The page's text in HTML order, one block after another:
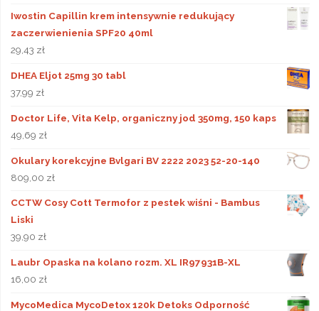
Iwostin Capillin krem intensywnie redukujący
zaczerwienienia SPF20 40ml
29,43 zł
DHEA Eljot 25mg 30 tabl
37,99 zł
Doctor Life, Vita Kelp, organiczny jod 350mg, 150 kaps
49,69 zł
Okulary korekcyjne Bvlgari BV 2222 2023 52-20-140
809,00 zł
CCTW Cosy Cott Termofor z pestek wiśni - Bambus
Liski
39,90 zł
Laubr Opaska na kolano rozm. XL IR97931B-XL
16,00 zł
MycoMedica MycoDetox 120k Detoks Odporność